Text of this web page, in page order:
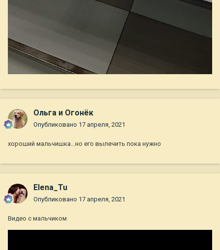
Ольга и Огонёк
Опубликовано 17 апреля, 2021
хороший мальчишка...но его вылечить пока нужно
Elena_Tu
Опубликовано 17 апреля, 2021
Видео с мальчиком